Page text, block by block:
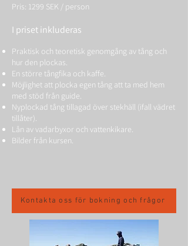
Pris: 1299 SEK / person
I priset inkluderas
Praktisk och teoretisk genomgång av tång och
hur den plockas.
En större tångfika och kaffe.
Möjlighet att plocka egen tång att ta med hem
med stöd från guide.
Nyplockad tång tillagad över stekhäll (ifall vädret
tillåter).
Lån av vadarbyxor och vattenkikare.
Bilder från kursen.
Kontakta oss för bokning och frågor